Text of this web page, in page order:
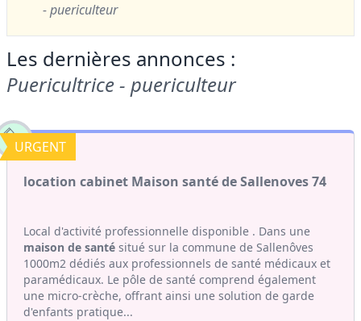
- puericulteur
Les dernières annonces :
Puericultrice - puericulteur
URGENT
location cabinet Maison santé de Sallenoves 74
Local d'activité professionnelle disponible . Dans une
maison de santé situé sur la commune de Sallenôves
1000m2 dédiés aux professionnels de santé médicaux et
paramédicaux. Le pôle de santé comprend également
une micro-crèche, offrant ainsi une solution de garde
d'enfants pratique...